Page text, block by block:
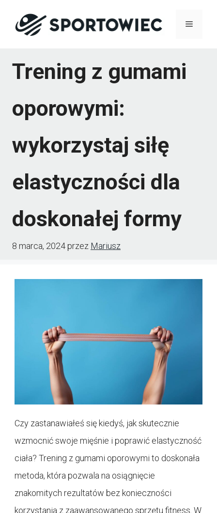
Menu
Trening z gumami
oporowymi:
wykorzystaj siłę
elastyczności dla
doskonałej formy
8 marca, 2024przez Mariusz
Czy zastanawiałeś się kiedyś, jak skutecznie
wzmocnić swoje mięśnie i poprawić elastyczność
ciała? Trening z gumami oporowymi to doskonała
metoda, która pozwala na osiągnięcie
znakomitych rezultatów bez konieczności
korzystania z zaawansowanego sprzętu fitness. W